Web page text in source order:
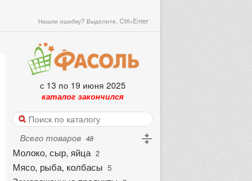
Нашли ошибку? Выделите, Ctrl+Enter
с 13 по 19 июня 2025
каталог закончился
Всего товаров 48
Молоко, сыр, яйца 2
Мясо, рыба, колбасы 5